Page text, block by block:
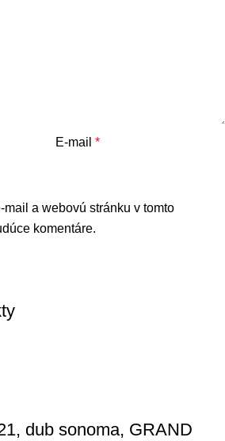
E-mail *
a webovú stránku v tomto
komentáre.
dub sonoma, GRAND